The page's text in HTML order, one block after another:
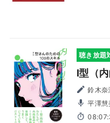
聴き放題
I型（
鈴木奈
平澤慧